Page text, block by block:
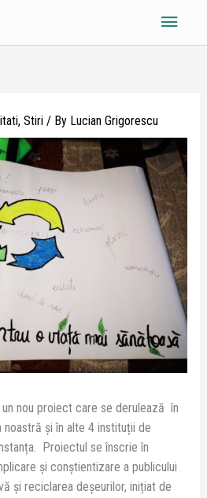
Main
, Stiri/ By Lucian Grigorescu
nou proiect care se derulează în
şi în alte 4 instituții de
Proiectul se înscrie în
şi conştientizare a publicului
şi reciclarea deşeurilor, inițiat de